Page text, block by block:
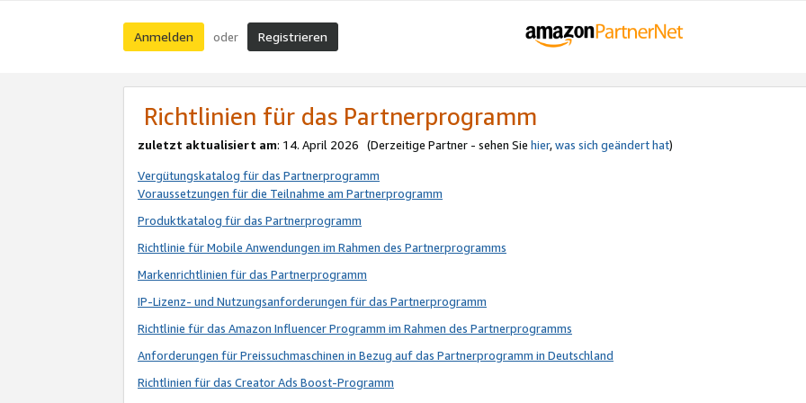
Anmelden oder Registrieren
Richtlinien für das Partnerprogramm
zuletzt aktualisiert am: 14. April 2026 (Derzeitige Partner - sehen Sie hier,was sich geändert hat)
Vergütungskatalog für das Partnerprogramm
Voraussetzungen für die Teilnahme am Partnerprogramm
Produktkatalog für das Partnerprogramm
Richtlinie für Mobile Anwendungen im Rahmen des Partnerprogramms
Markenrichtlinien für das Partnerprogramm
IP-Lizenz- und Nutzungsanforderungen für das Partnerprogramm
Richtlinie für das Amazon Influencer Programm im Rahmen des Partnerprogramms
Anforderungen für Preissuchmaschinen in Bezug auf das Partnerprogramm in Deutschland
Richtlinien für das Creator Ads Boost-Programm